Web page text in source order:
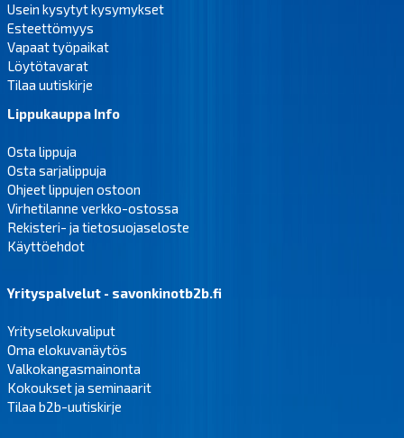
Usein kysytyt kysymykset
Esteettömyys
Vapaat työpaikat
Löytötavarat
Tilaa uutiskirje
Lippukauppa Info
Osta lippuja
Osta sarjalippuja
Ohjeet lippujen ostoon
Virhetilanne verkko-ostossa
Rekisteri- ja tietosuojaseloste
Käyttöehdot
Yrityspalvelut - savonkinotb2b.fi
Yrityselokuvaliput
Oma elokuvanäytös
Valkokangasmainonta
Kokoukset ja seminaarit
Tilaa b2b-uutiskirje